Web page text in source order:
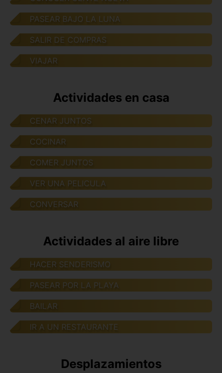
PASEAR BAJO LA LUNA
SALIR DE COMPRAS
VIAJAR
Actividades en casa
CENAR JUNTOS
COCINAR
COMER JUNTOS
VER UNA PELICULA
CONVERSAR
Actividades al aire libre
HACER SENDERISMO
PASEAR POR LA PLAYA
BAILAR
IR A UN RESTAURANTE
Desplazamientos